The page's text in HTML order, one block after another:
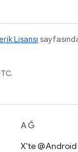
Lisansı
AĞ
X'te @Android